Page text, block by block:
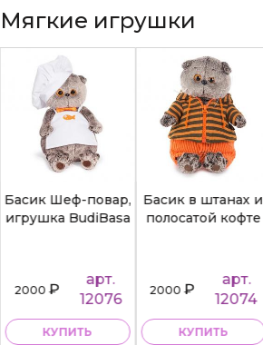
Мягкие игрушки
Басик Шеф-повар,
игрушка BudiBasa
2000₽
арт.
12076
КУПИТЬ
Басик в штанах и
полосатой кофте
2000₽
арт.
12074
КУПИТЬ